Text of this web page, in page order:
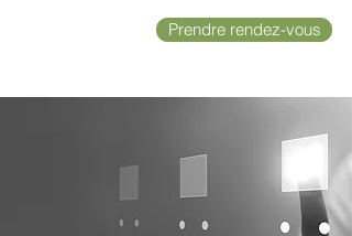
Prendre rendez-vous